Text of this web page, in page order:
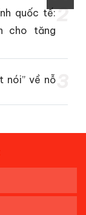
quốc tế:
cho tăng
2
nói” về nỗ